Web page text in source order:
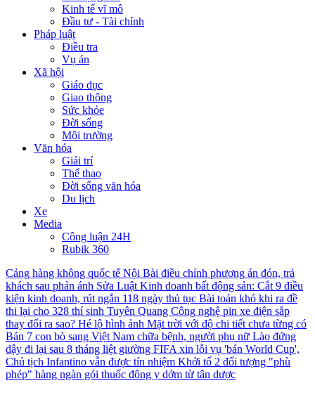
Kinh tế vĩ mô
Đầu tư - Tài chính
Pháp luật
Điều tra
Vụ án
Xã hội
Giáo dục
Giao thông
Sức khỏe
Đời sống
Môi trường
Văn hóa
Giải trí
Thể thao
Đời sống văn hóa
Du lịch
Xe
Media
Công luận 24H
Rubik 360
Cảng hàng không quốc tế Nội Bài điều chỉnh phương án đón, trả
khách sau phản ánh Sửa Luật Kinh doanh bất động sản: Cắt 9 điều
kiện kinh doanh, rút ngắn 118 ngày thủ tục Bài toán khó khi ra đề
thi lại cho 328 thí sinh Tuyên Quang Công nghệ pin xe điện sắp
thay đổi ra sao? Hé lộ hình ảnh Mặt trời với độ chi tiết chưa từng có
Bán 7 con bò sang Việt Nam chữa bệnh, người phụ nữ Lào đứng
dậy đi lại sau 8 tháng liệt giường FIFA xin lỗi vụ 'bán World Cup',
Chủ tịch Infantino vẫn được tín nhiệm Khởi tố 2 đối tượng "phù
phép" hàng ngàn gói thuốc đông y dởm từ tân dược